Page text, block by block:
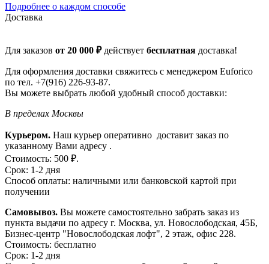
Подробнее о каждом способе
Доставка
Для заказов от 20 000 ₽действует бесплатная доставка!
Для оформления доставки свяжитесь с менеджером Euforico
по тел. +7(916) 226-93-87.
Вы можете выбрать любой удобный способ доставки:
В пределах Москвы
Курьером. Наш курьер оперативно доставит заказ по
указанному Вами адресу .
Стоимость: 500 ₽.
Срок: 1-2 дня
Способ оплаты: наличными или банковской картой при
получении
Самовывоз. Вы можете самостоятельно забрать заказ из
пункта выдачи по адресу г. Москва, ул. Новослободская, 45Б,
Бизнес-центр "Новослободская лофт", 2 этаж, офис 228.
Стоимость: бесплатно
Срок: 1-2 дня